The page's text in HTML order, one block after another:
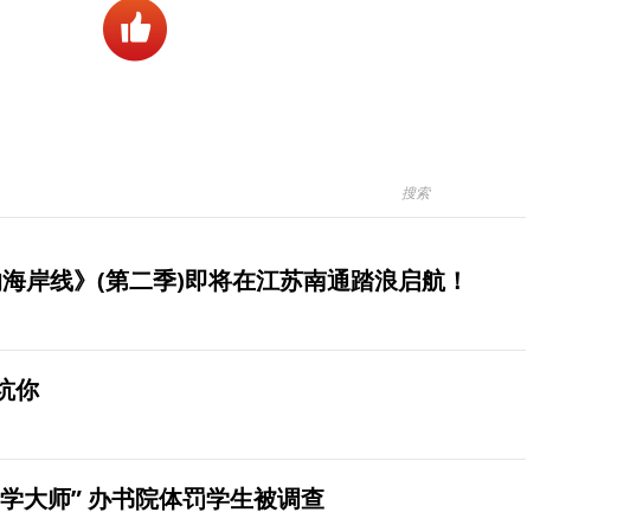
岸线》(第二季)即将在江苏南通踏浪启航！
你
大师” 办书院体罚学生被调查